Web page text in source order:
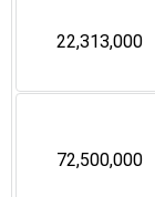
22,313,000
72,500,000